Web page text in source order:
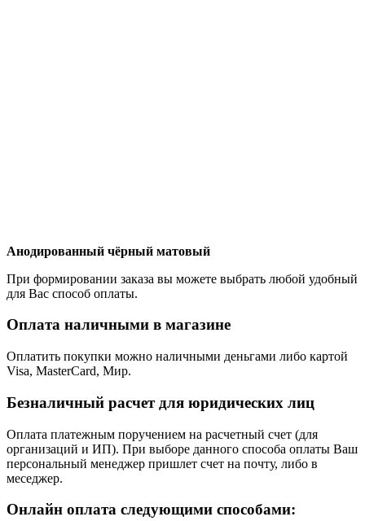
Анодированный чёрный матовый
При формировании заказа вы можете выбрать любой удобный
для Вас способ оплаты.
Оплата наличными в магазине
Оплатить покупки можно наличными деньгами либо картой
Visa, MasterCard, Мир.
Безналичный расчет для юридических лиц
Оплата платежным поручением на расчетный счет (для
организаций и ИП). При выборе данного способа оплаты Ваш
персональный менеджер пришлет счет на почту, либо в
меседжер.
Онлайн оплата следующими способами: